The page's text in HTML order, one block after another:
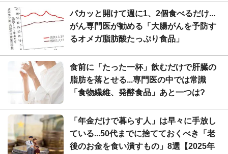
パカッと開けて週に1、2個食べるだけ...
がん専門医が勧める「大腸がんを予防す
るオメガ脂肪酸たっぷり食品」
食前に「たった一杯」飲むだけで肝臓の
脂肪を落とせる...専門医の中では常識
「食物繊維、発酵食品」あと一つは?
「年金だけで暮らす人」は早々に手放し
ている...50代までに捨てておくべき「老
後のお金を食い潰すもの」8選【2025年